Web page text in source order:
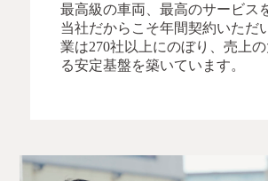
最高級の車両、最高のサービス
当社だからこそ年間契約いただ
業は270社以上にのぼり、売上
る安定基盤を築いています。